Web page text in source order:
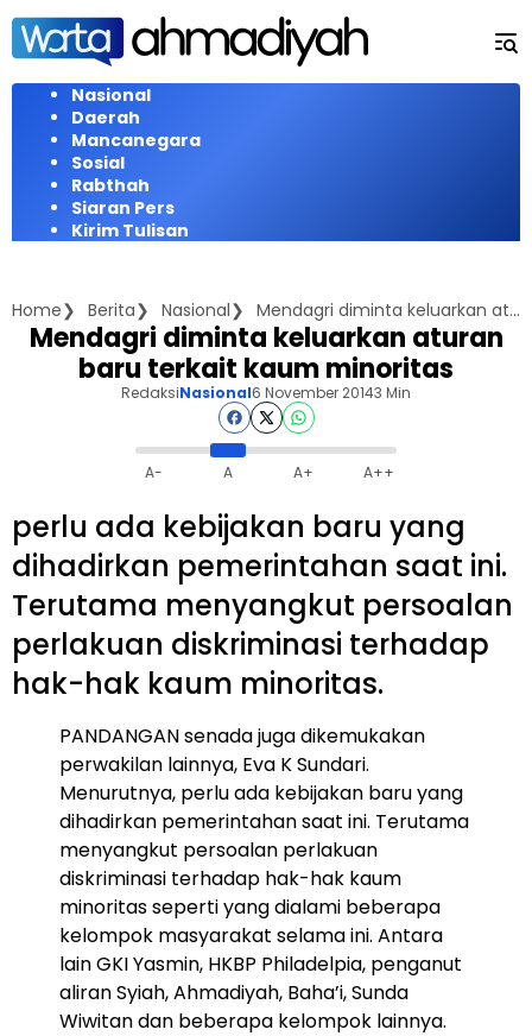
Langsung
konten
Nasional
Daerah
Mancanegara
Sosial
Rabthah
Siaran Pers
Kirim Tulisan
Home Berita Nasional Mendagri diminta keluarkan aturan baru terkait kaum minoritas
Mendagri diminta keluarkan aturan
baru terkait kaum minoritas
RedaksiNasional6 November 20143 Min
A- A A+ A++
perlu ada kebijakan baru yang
dihadirkan pemerintahan saat ini.
Terutama menyangkut persoalan
perlakuan diskriminasi terhadap
hak-hak kaum minoritas.
PANDANGAN senada juga dikemukakan
perwakilan lainnya, Eva K Sundari.
Menurutnya, perlu ada kebijakan baru yang
dihadirkan pemerintahan saat ini. Terutama
menyangkut persoalan perlakuan
diskriminasi terhadap hak-hak kaum
minoritas seperti yang dialami beberapa
kelompok masyarakat selama ini. Antara
lain GKI Yasmin, HKBP Philadelpia, penganut
aliran Syiah, Ahmadiyah, Baha’i, Sunda
Wiwitan dan beberapa kelompok lainnya.